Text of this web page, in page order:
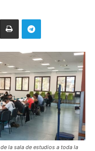
la sala de estudios a toda la